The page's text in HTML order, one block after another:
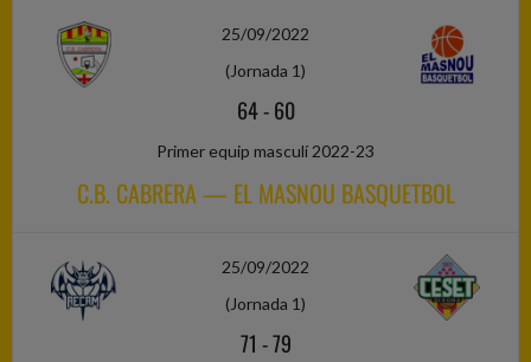
25/09/2022
(Jornada 1)
64-60
Primer equip masculí 2022-23
C.B. CABRERA — EL MASNOU BASQUETBOL
25/09/2022
(Jornada 1)
71 -79